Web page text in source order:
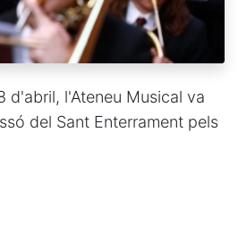
d'abril, l'Ateneu Musical va
del Sant Enterrament pels